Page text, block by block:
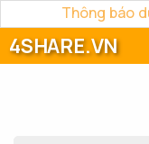
Thông báo
4SHARE.VN